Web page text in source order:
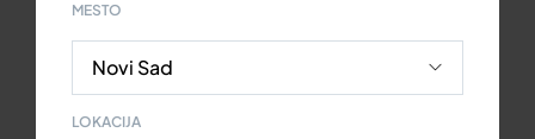
MESTO
LOKACIJA